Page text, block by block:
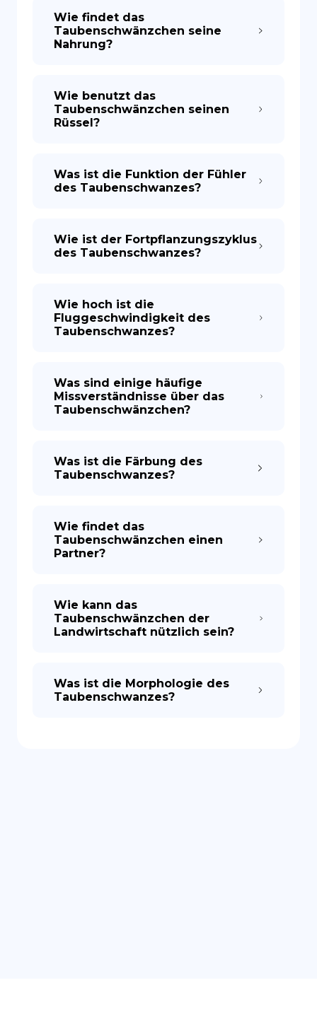
Wie findet das
Taubenschwänzchen seine
Nahrung?
Wie benutzt das
Taubenschwänzchen seinen
Rüssel?
Was ist die Funktion der Fühler
des Taubenschwanzes?
Wie ist der Fortpflanzungszyklus
des Taubenschwanzes?
Wie hoch ist die
Fluggeschwindigkeit des
Taubenschwanzes?
Was sind einige häufige
Missverständnisse über das
Taubenschwänzchen?
Was ist die Färbung des
Taubenschwanzes?
Wie findet das
Taubenschwänzchen einen
Partner?
Wie kann das
Taubenschwänzchen der
Landwirtschaft nützlich sein?
Was ist die Morphologie des
Taubenschwanzes?